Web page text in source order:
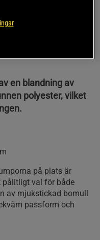
en blandning av
polyester, vilket
på plats är
pålitligt val för både
av mjukstickad bomull
passform och